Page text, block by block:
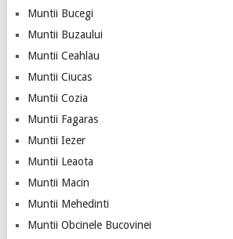
Muntii Bucegi
Muntii Buzaului
Muntii Ceahlau
Muntii Ciucas
Muntii Cozia
Muntii Fagaras
Muntii Iezer
Muntii Leaota
Muntii Macin
Muntii Mehedinti
Muntii Obcinele Bucovinei